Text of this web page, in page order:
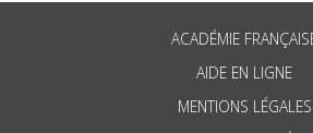
ACADÉMIE
AIDE EN LIGNE
MENTIONS LÉGALES